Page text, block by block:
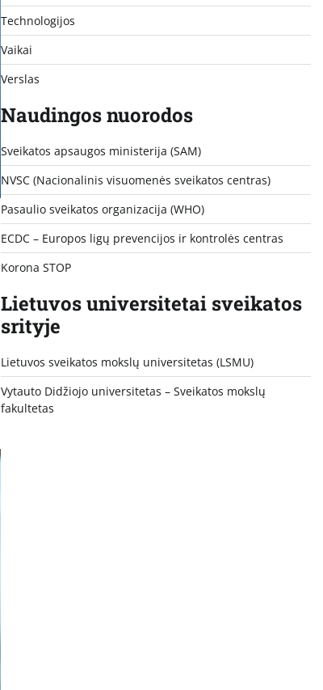
Technologijos
Vaikai
Verslas
Naudingos nuorodos
Sveikatos apsaugos ministerija (SAM)
NVSC (Nacionalinis visuomenės sveikatos centras)
Pasaulio sveikatos organizacija (WHO)
ECDC – Europos ligų prevencijos ir kontrolės centras
Korona STOP
Lietuvos universitetai sveikatos
srityje
Lietuvos sveikatos mokslų universitetas (LSMU)
Vytauto Didžiojo universitetas – Sveikatos mokslų
fakultetas